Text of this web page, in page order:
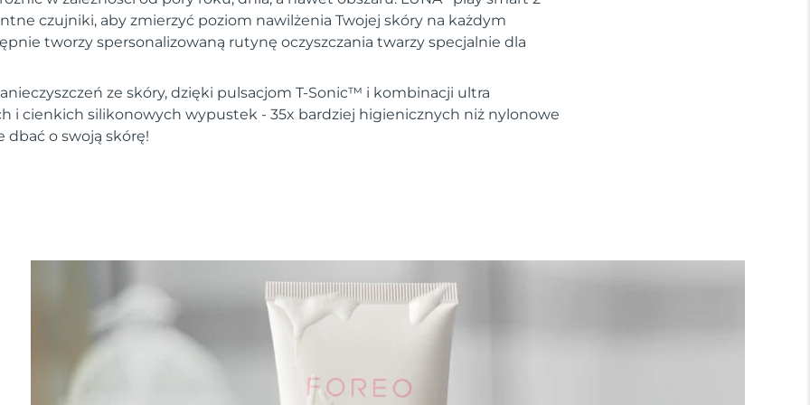
czujniki, aby zmierzyć poziom nawilżenia Twojej skóry na każdym
tworzy spersonalizowaną rutynę oczyszczania twarzy specjalnie dla
ze skóry, dzięki pulsacjom T-Sonic™ i kombinacji ultra
i cienkich silikonowych wypustek - 35x bardziej higienicznych niż nylonowe
dbać o swoją skórę!